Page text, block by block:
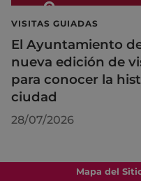
VISITAS GUIADAS
El Ayuntamiento
nueva edición de
para conocer la
ciudad
28/07/2026
Mapa del